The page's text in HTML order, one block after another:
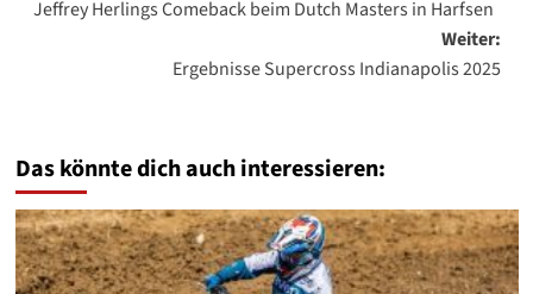
Jeffrey Herlings Comeback beim Dutch Masters in Harfsen
Weiter:
Ergebnisse Supercross Indianapolis 2025
Das könnte dich auch interessieren: